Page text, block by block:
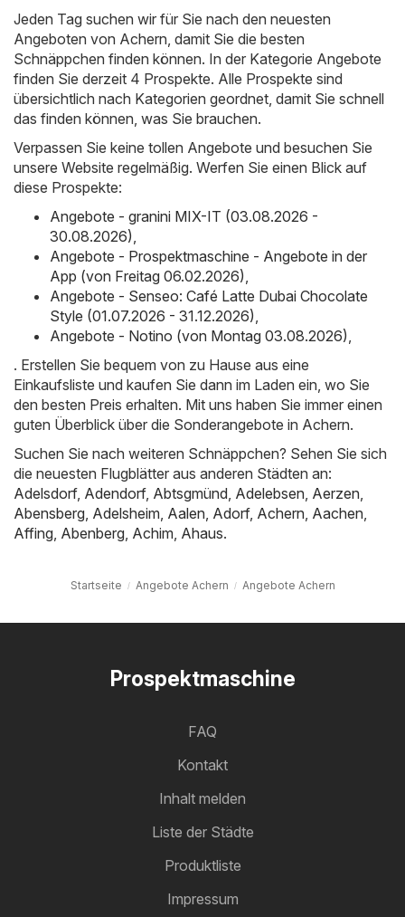
Jeden Tag suchen wir für Sie nach den neuesten
Angeboten von Achern, damit Sie die besten
Schnäppchen finden können. In der Kategorie Angebote
finden Sie derzeit 4 Prospekte. Alle Prospekte sind
übersichtlich nach Kategorien geordnet, damit Sie schnell
das finden können, was Sie brauchen.
Verpassen Sie keine tollen Angebote und besuchen Sie
unsere Website regelmäßig. Werfen Sie einen Blick auf
diese Prospekte:
Angebote - granini MIX-IT (03.08.2026 -
30.08.2026)
Angebote - Prospektmaschine - Angebote in der
App (von Freitag 06.02.2026)
Angebote - Senseo: Café Latte Dubai Chocolate
Style (01.07.2026 - 31.12.2026)
Angebote - Notino (von Montag 03.08.2026)
. Erstellen Sie bequem von zu Hause aus eine
Einkaufsliste und kaufen Sie dann im Laden ein, wo Sie
den besten Preis erhalten. Mit uns haben Sie immer einen
guten Überblick über die Sonderangebote in Achern.
Suchen Sie nach weiteren Schnäppchen? Sehen Sie sich
die neuesten Flugblätter aus anderen Städten an:
Adelsdorf, Adendorf, Abtsgmünd Adelebsen Aerzen
Abensberg Adelsheim Aalen Adorf, Achern Aachen
Affing Abenberg Achim Ahaus.
Startseite Angebote Achern Angebote Achern
Prospektmaschine
FAQ
Kontakt
Inhalt melden
Liste der Städte
Produktliste
Impressum